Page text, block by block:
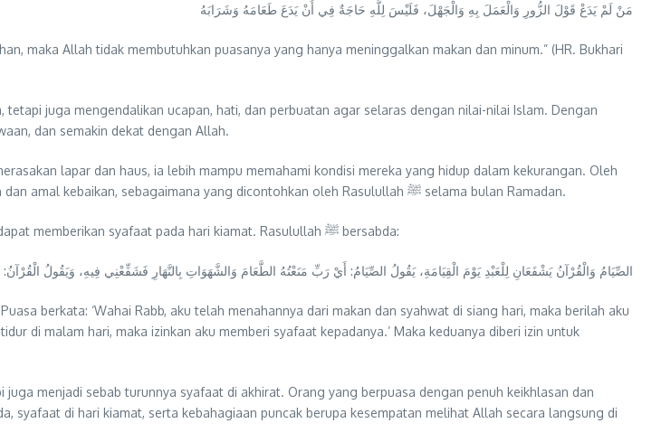
مَنْ لَمْ يَدَعْ قَوْلَ الزُّورِ وَالْعَمَلَ بِهِ وَالْجَهْلَ، فَلَيْسَ لِلَّهِ حَاجَةٌ فِي أَنْ يَدَعَ طَعَامَهُ وَشَرَابَهُ
maka Allah tidak membutuhkan puasanya yang hanya meninggalkan makan dan minum.” (HR. Bukhari
juga mengendalikan ucapan, hati, dan perbuatan agar selaras dengan nilai-nilai Islam. Dengan
dan semakin dekat dengan Allah.
lapar dan haus, ia lebih mampu memahami kondisi mereka yang hidup dalam kekurangan. Oleh
sebab itu, ibadah puasa sering dikaitkan dengan anjuran untuk memperbanyak sedekah dan amal kebaikan, sebagaimana yang dicontohkan oleh Rasulullah ﷺ selama bulan Ramadan.
Dalam kaitannya dengan kebahagiaan di akhirat, puasa memiliki keistimewaan karena dapat memberikan syafaat pada hari kiamat. Rasulullah ﷺ bersabda:
الصِّيَامُ وَالْقُرْآنُ يَشْفَعَانِ لِلْعَبْدِ يَوْمَ الْقِيَامَةِ، يَقُولُ الصِّيَامُ: أَيْ رَبِّ مَنَعْتُهُ الطَّعَامَ وَالشَّهَوَاتِ بِالنَّهَارِ فَشَفِّعْنِي فِيهِ، وَيَقُولُ
berkata: ‘Wahai Rabb, aku telah menahannya dari makan dan syahwat di siang hari, maka berilah aku
di malam hari, maka izinkan aku memberi syafaat kepadanya.’ Maka keduanya diberi izin untuk
menjadi sebab turunnya syafaat di akhirat. Orang yang berpuasa dengan penuh keikhlasan dan
syafaat di hari kiamat, serta kebahagiaan puncak berupa kesempatan melihat Allah secara langsung di